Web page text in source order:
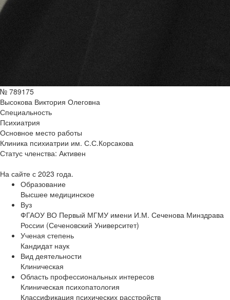
№ 789175
Высокова Виктория Олеговна
Специальность
Психиатрия
Основное место работы
Клиника психиатрии им. С.С.Корсакова
Статус членства: Активен
На сайте с 2023 года.
Образование
Высшее медицинское
Вуз
ФГАОУ ВО Первый МГМУ имени И.М. Сеченова Минздрава
России (Сеченовский Университет)
Ученая степень
Кандидат наук
Вид деятельности
Клиническая
Область профессиональных интересов
Клиническая психопатология
Классификация психических расстройств